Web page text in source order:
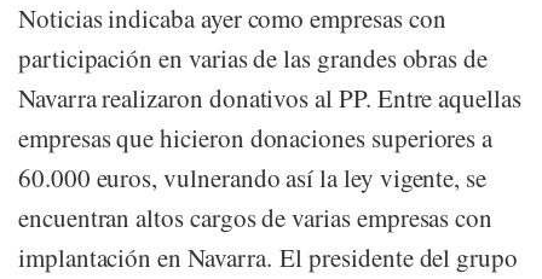
Noticias indicaba ayer como empresas con
participación en varias de las grandes obras de
Navarra realizaron donativos al PP. Entre aquellas
empresas que hicieron donaciones superiores a
60.000 euros, vulnerando así la ley vigente, se
encuentran altos cargos de varias empresas con
implantación en Navarra. El presidente del grupo